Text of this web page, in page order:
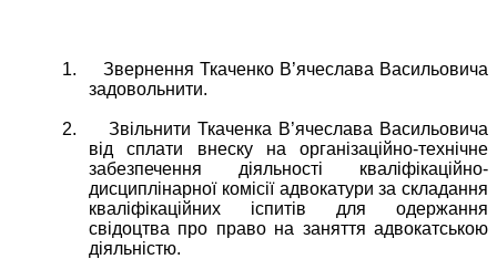
1.
Звернення Ткаченко В’ячеслава Васильовича
задовольнити.
2.
Звільнити Ткаченка В’ячеслава Васильовича
від сплати внеску на організаційно-технічне
забезпечення діяльності кваліфікаційно-
дисциплінарної комісії адвокатури за складання
кваліфікаційних іспитів для одержання
свідоцтва про право на заняття адвокатською
діяльністю.